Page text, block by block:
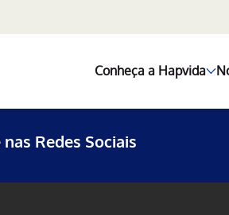
Conheça a Hapvida
Redes Sociais